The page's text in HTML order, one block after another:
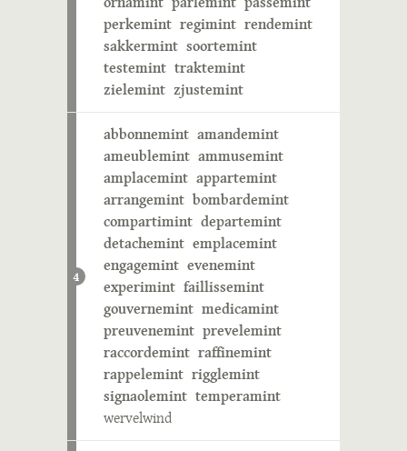
perkemint regimint rendemint
sakkermint soortemint
testemint traktemint
zielemint zjustemint
4
abbonnemint amandemint
ameublemint ammusemint
amplacemint appartemint
arrangemint bombardemint
compartimint departemint
detachemint emplacemint
engagemint evenemint
experimint faillissemint
gouvernemint medicamint
preuvenemint prevelemint
raccordemint raffinemint
rappelemint rigglemint
signaolemint temperamint
wervelwind